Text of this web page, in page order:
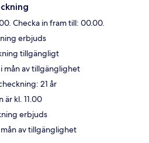
Checka in fram till: 00.00.
erbjuds
tillgängligt
mån av tillgänglighet
21 år
kl. 11.00
erbjuds
av tillgänglighet